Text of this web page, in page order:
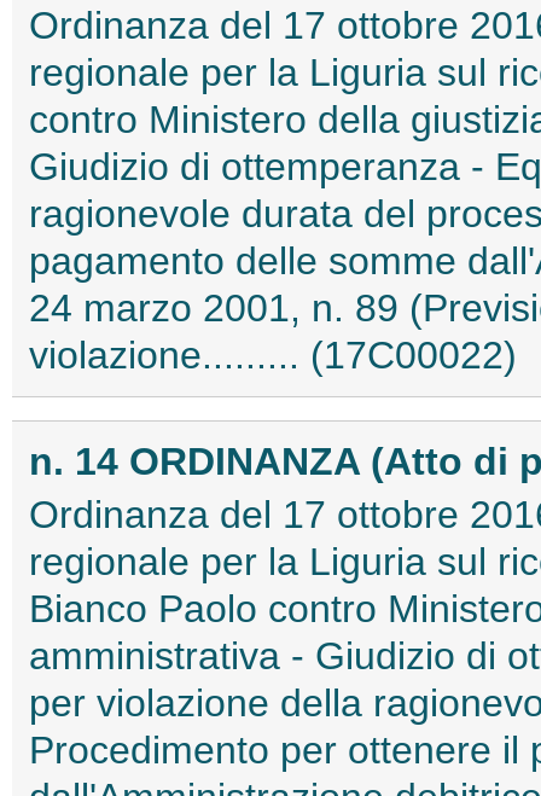
Ordinanza del 17 ottobre
regionale per la Liguria sul
contro Ministero della
Giudizio di ottemperanza -
ragionevole durata del
pagamento delle somme
24 marzo 2001, n. 89
violazione......... (17C00022)
n. 14 ORDINANZA (Atto di
Ordinanza del 17 ottobre
regionale per la Liguria sul
Bianco Paolo contro
amministrativa - Giudizio di
per violazione della
Procedimento per ottenere il